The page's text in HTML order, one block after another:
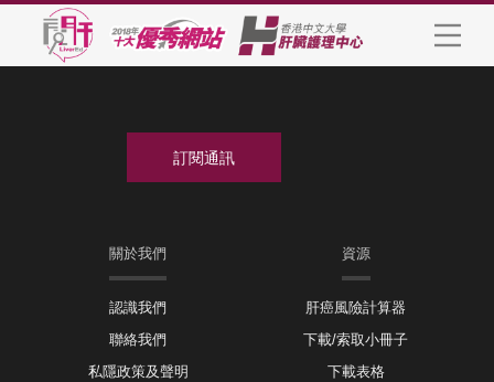
關於我們
認識我們
聯絡我們
私隱政策及聲明
資源
肝癌風險計算器
下載/索取小冊子
下載表格